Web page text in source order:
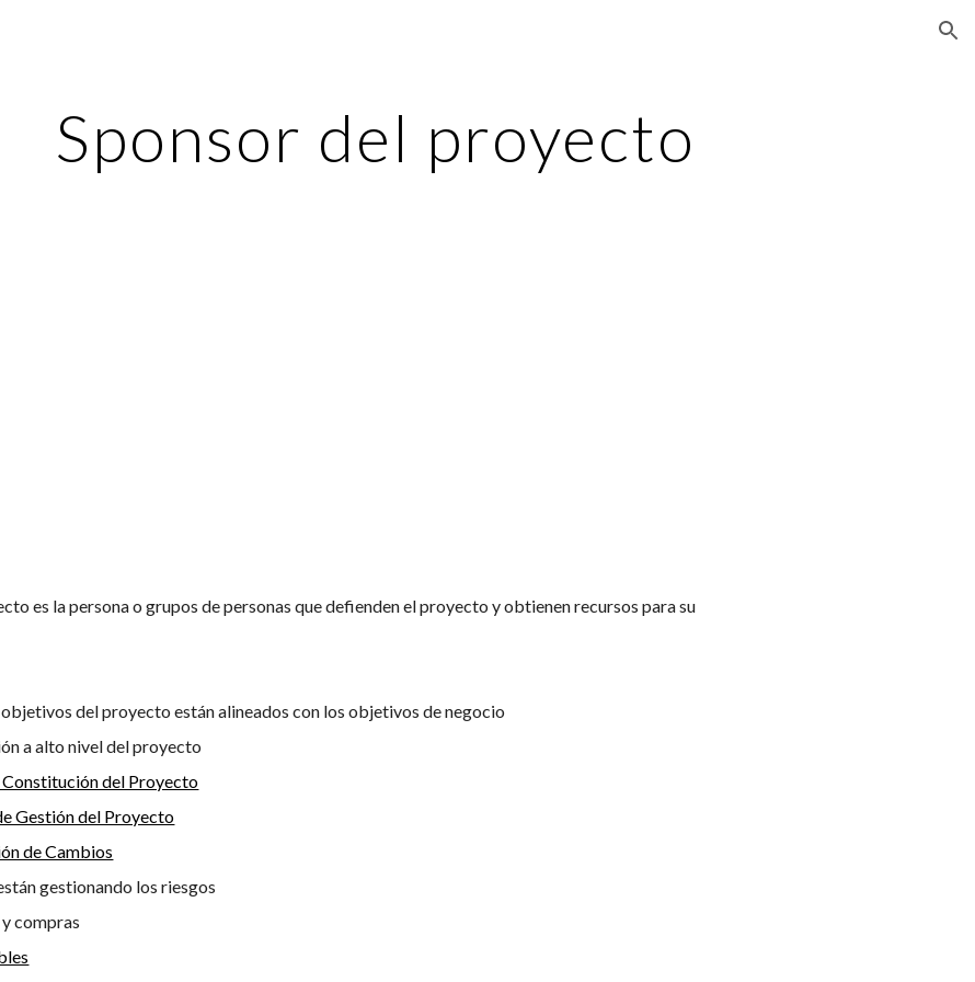
Sponsor del proyecto
es la persona o grupos de personas que defienden el proyecto y obtienen recursos para su
del proyecto están alineados con los objetivos de negocio
a alto nivel del proyecto
del Proyecto
Gestión del Proyecto
de Cambios
gestionando los riesgos
compras